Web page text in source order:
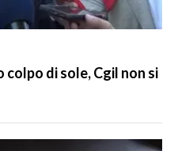
colpo di sole, Cgil non si